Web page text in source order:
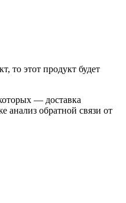
то этот продукт будет
— доставка
анализ обратной связи от